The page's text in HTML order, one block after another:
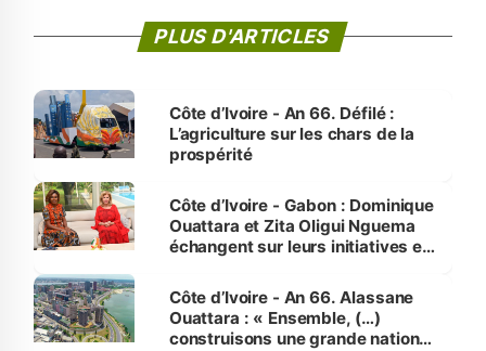
PLUS D'ARTICLES
Côte d’Ivoire - An 66. Défilé :
L’agriculture sur les chars de la
prospérité
Côte d’Ivoire - Gabon : Dominique
Ouattara et Zita Oligui Nguema
échangent sur leurs initiatives en
enfants
Côte d’Ivoire - An 66. Alassane
Ouattara : « Ensemble, (…)
construisons une grande nation